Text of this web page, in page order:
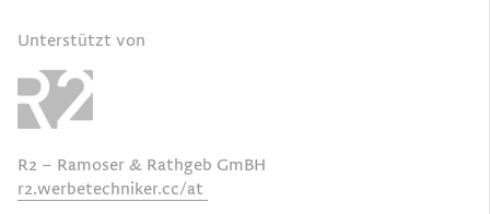
Unterstützt von
R2 – Ramoser & Rathgeb GmBH
r2.werbetechniker.cc/at